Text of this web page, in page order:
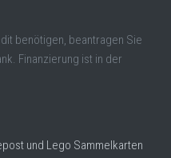
benötigen, beantragen Sie
Finanzierung ist in der
und Lego Sammelkarten